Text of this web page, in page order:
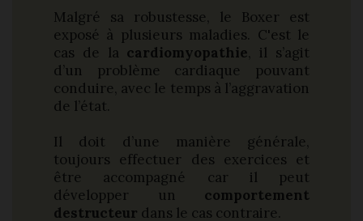
Malgré sa robustesse, le Boxer est
exposé à plusieurs maladies. C'est le
cas de la cardiomyopathie, il s’agit
d’un problème cardiaque pouvant
conduire, avec le temps à l’aggravation
de l’état.
Il doit d’une manière générale,
toujours effectuer des exercices et
être accompagné car il peut
développer un comportement
destructeur dans le cas contraire.